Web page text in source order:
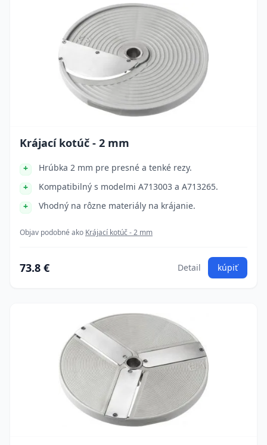
Krájací kotúč - 2 mm
Hrúbka 2 mm pre presné a tenké rezy.
Kompatibilný s modelmi A713003 a A713265.
Vhodný na rôzne materiály na krájanie.
Objav podobné ako Krájací kotúč - 2 mm
73.8 € Detail kúpiť